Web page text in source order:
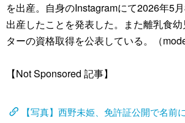
を出産。自身のInstagramにて2026年5
出産したことを発表した。また離乳食
ターの資格取得を公表している。（
【Not Sponsored 記事】
【写真】西野未姫、免許証公開で名前